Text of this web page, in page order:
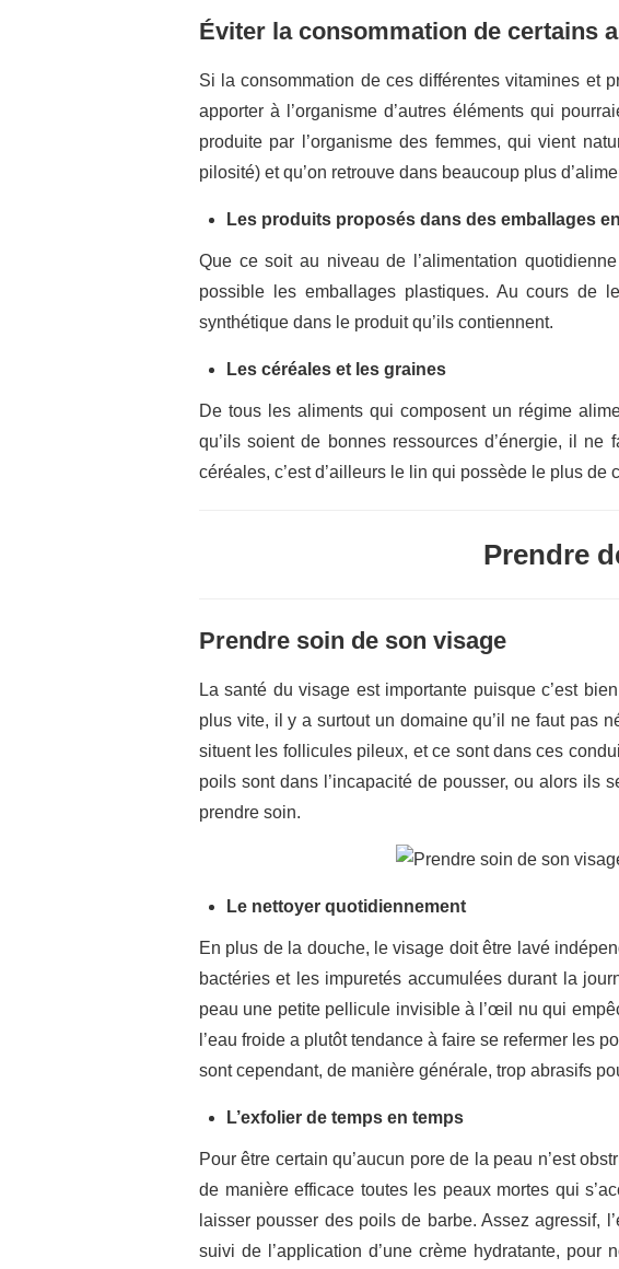
Éviter la consommation de certains
Si la consommation de ces différentes vitamines et
apporter à l’organisme d’autres éléments qui
produite par l’organisme des femmes, qui vient
pilosité) et qu’on retrouve dans beaucoup plus
Les produits proposés dans des emballages
Que ce soit au niveau de l’alimentation
possible les emballages plastiques. Au cours de
synthétique dans le produit qu’ils contiennent.
Les céréales et les graines
De tous les aliments qui composent un régime
qu’ils soient de bonnes ressources d’énergie, il
céréales, c’est d’ailleurs le lin qui possède le plus de
Prendre
Prendre soin de son visage
La santé du visage est importante puisque c’est
plus vite, il y a surtout un domaine qu’il ne faut pas
situent les follicules pileux, et ce sont dans ces
poils sont dans l’incapacité de pousser, ou alors ils
prendre soin.
Le nettoyer quotidiennement
En plus de la douche, le visage doit être lavé
bactéries et les impuretés accumulées durant la
peau une petite pellicule invisible à l’œil nu qui
l’eau froide a plutôt tendance à faire se refermer les
sont cependant, de manière générale, trop abrasifs
L’exfolier de temps en temps
Pour être certain qu’aucun pore de la peau n’est
de manière efficace toutes les peaux mortes qui
laisser pousser des poils de barbe. Assez agressif,
suivi de l’application d’une crème hydratante, pour